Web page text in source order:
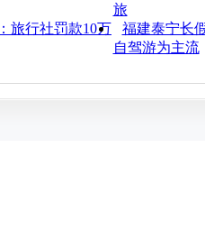
旅
旅行社罚款10万
福建泰宁长
自驾游为主流